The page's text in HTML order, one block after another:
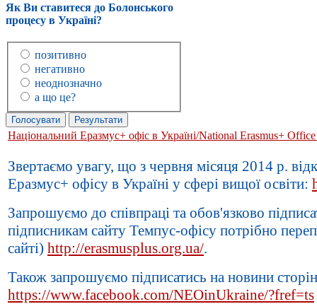
Як Ви ставитеся до Болонського
процесу в Україні?
позитивно
негативно
неоднозначно
а що це?
Національний Еразмус+ офіс в Україні/National Erasmus+
Звертаємо увагу, що з червня місяця 2014 р.
Еразмус+ офісу в Україні у сфері вищої освіти:
Запрошуємо до співпраці та обов'язково
підписникам сайту Темпус-офісу потрібно
сайті) http://erasmusplus.org.ua/.
Також запрошуємо підписатись на новини
https://www.facebook.com/NEOinUkraine/?fref=ts